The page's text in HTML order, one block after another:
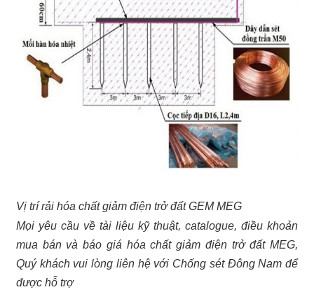
Vị trí rải hóa chất giảm điện trở đất GEM MEG
Mọi yêu cầu về tài liệu kỹ thuật, catalogue, điều khoản
mua bán và báo giá hóa chất giảm điện trở đất MEG,
Quý khách vui lòng liên hệ với Chống sét Đông Nam để
được hỗ trợ